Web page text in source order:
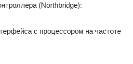
(Northbridge):
с процессором на частоте